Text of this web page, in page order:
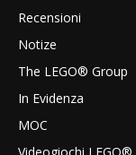
Recensioni
Notize
The LEGO® Group
In Evidenza
MOC